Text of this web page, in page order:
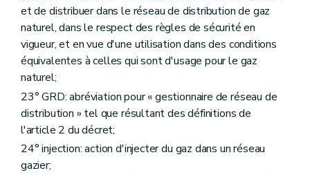
Art. 145
Art. 146
Section 2.3 Scellés
Art. 147
Art. 148
Art. 149
Section 2.5 Dérangements et erreurs
Art. 150
Art. 151
Art. 152
et de distribuer dans le réseau de distribution de gaz
naturel, dans le respect des règles de sécurité en
vigueur, et en vue d'une utilisation dans des conditions
équivalentes à celles qui sont d'usage pour le gaz
naturel;
23° GRD: abréviation pour « gestionnaire de réseau de
distribution » tel que résultant des définitions de
l'article 2 du décret;
24° injection: action d'injecter du gaz dans un réseau
gazier;